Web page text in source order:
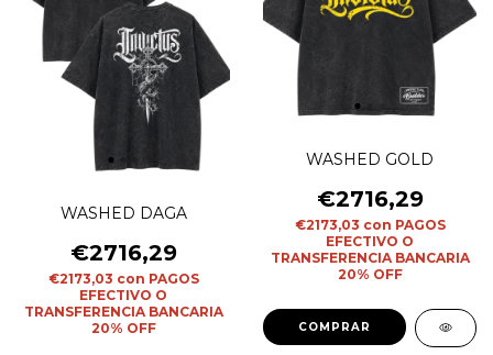
WASHED DAGA
€2716,29
€2173,03 con PAGOS
EFECTIVO O
TRANSFERENCIA BANCARIA
20% OFF
WASHED GOLD
€2716,29
€2173,03 con PAGOS
EFECTIVO O
TRANSFERENCIA BANCARIA
20% OFF
COMPRAR